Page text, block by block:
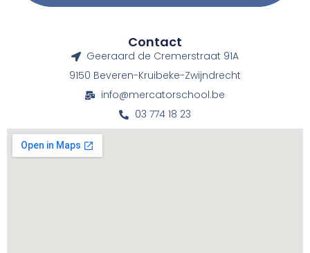
Contact
Geeraard de Cremerstraat 91A
9150 Beveren-Kruibeke-Zwijndrecht
info@mercatorschool.be
03 774 18 23